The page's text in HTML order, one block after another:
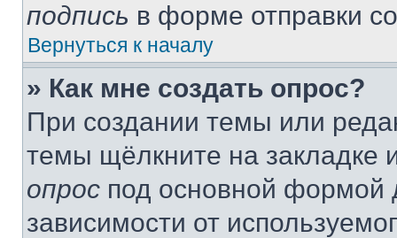
подпись в форме отправки
Вернуться к началу
» Как мне создать опрос?
При создании темы или
темы щёлкните на
опрос под основной формой
зависимости от